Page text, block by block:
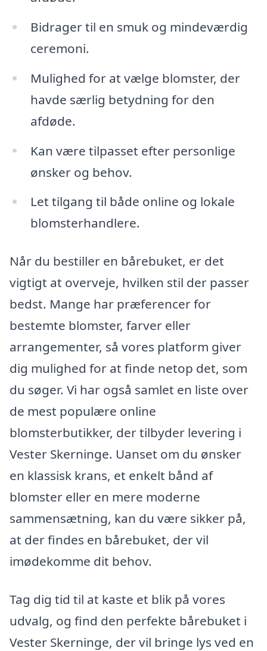
Bidrager til en smuk og mindeværdig
ceremoni.
Mulighed for at vælge blomster, der
havde særlig betydning for den
afdøde.
Kan være tilpasset efter personlige
ønsker og behov.
Let tilgang til både online og lokale
blomsterhandlere.
Når du bestiller en bårebuket, er det
vigtigt at overveje, hvilken stil der passer
bedst. Mange har præferencer for
bestemte blomster, farver eller
arrangementer, så vores platform giver
dig mulighed for at finde netop det, som
du søger. Vi har også samlet en liste over
de mest populære online
blomsterbutikker, der tilbyder levering i
Vester Skerninge. Uanset om du ønsker
en klassisk krans, et enkelt bånd af
blomster eller en mere moderne
sammensætning, kan du være sikker på,
at der findes en bårebuket, der vil
imødekomme dit behov.
Tag dig tid til at kaste et blik på vores
udvalg, og find den perfekte bårebuket i
Vester Skerninge, der vil bringe lys ved en